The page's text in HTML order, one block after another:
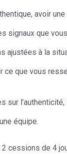
avoir
signaux que
ajustées à la
ce que vous
sur
équipe.
cessions de 4